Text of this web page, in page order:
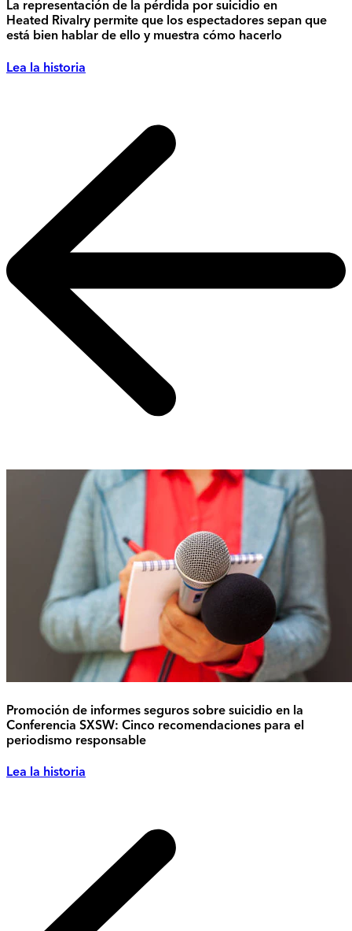
La representación de la pérdida por suicidio en
Heated Rivalry permite que los espectadores sepan que
está bien hablar de ello y muestra cómo hacerlo
Lea la historia
Promoción de informes seguros sobre suicidio en la
Conferencia SXSW: Cinco recomendaciones para el
periodismo responsable
Lea la historia